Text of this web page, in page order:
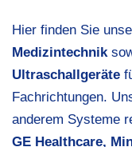
Hier finden Sie
Medizintechnik
Ultraschallgeräte
Fachrichtungen.
anderem Systeme
GE Healthcare,